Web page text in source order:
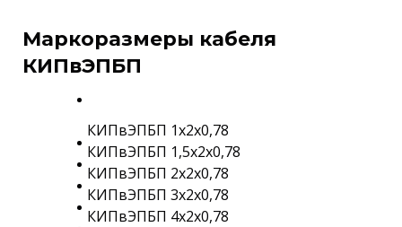
Маркоразмеры кабеля
КИПвЭПБП
КИПвЭПБП 1х2х0,78
КИПвЭПБП 1,5х2х0,78
КИПвЭПБП 2х2х0,78
КИПвЭПБП 3х2х0,78
КИПвЭПБП 4х2х0,78